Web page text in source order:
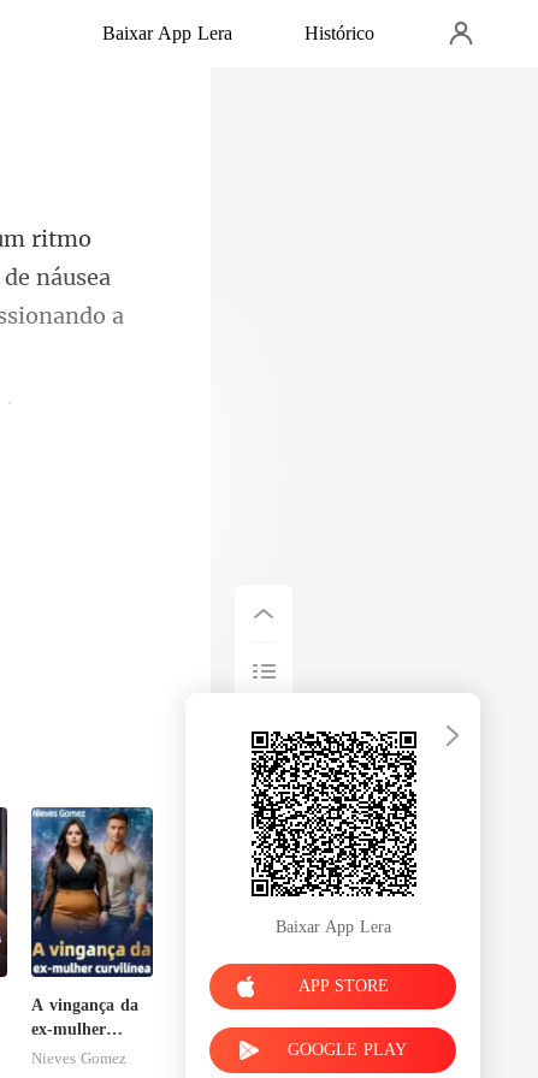
Baixar App Lera Histórico
náusea
A vingança da
ex-mulher
curvilínea
Nieves Gomez
Baixar App Lera
APP STORE
GOOGLE PLAY